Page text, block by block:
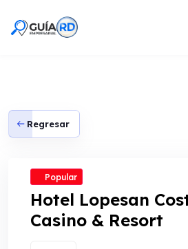
Regresar
Popular
Hotel Lopesan
Casino & Resort